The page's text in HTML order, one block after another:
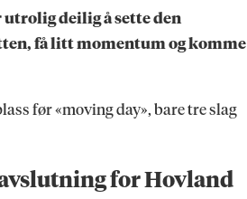
utrolig deilig å sette den
få litt momentum og komme
før «moving day», bare tre slag
for Hovland